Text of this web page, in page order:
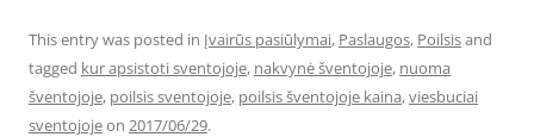
This entry was posted in Įvairūs pasiūlymai, Paslaugos, Poilsisand
tagged kur apsistoti sventojoje, nakvynė šventojoje, nuoma
šventojoje, poilsis sventojoje, poilsis šventojoje kaina,viesbuciai
sventojojeon 2017/06/29.